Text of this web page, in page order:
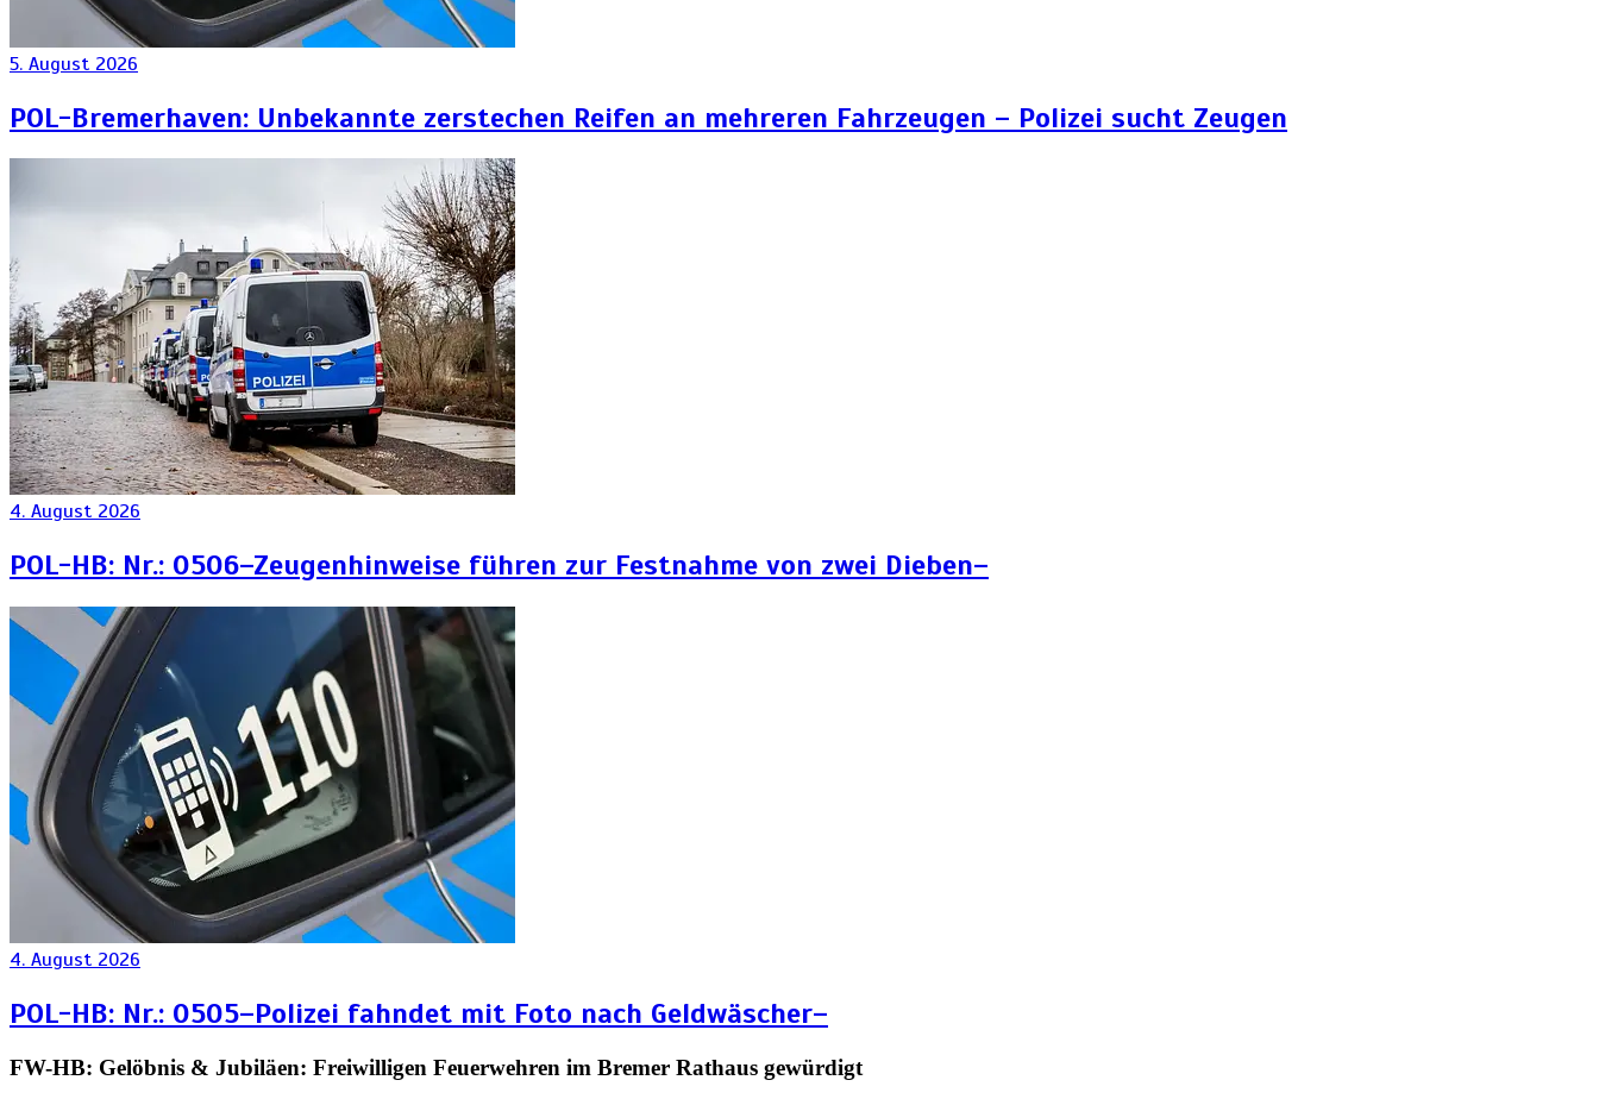
5. August 2026
POL-Bremerhaven: Unbekannte zerstechen Reifen an mehreren Fahrzeugen – Polizei sucht Zeugen
4. August 2026
POL-HB: Nr.: 0506–Zeugenhinweise führen zur Festnahme von zwei Dieben–
4. August 2026
POL-HB: Nr.: 0505–Polizei fahndet mit Foto nach Geldwäscher–
FW-HB: Gelöbnis & Jubiläen: Freiwilligen Feuerwehren im Bremer Rathaus gewürdigt